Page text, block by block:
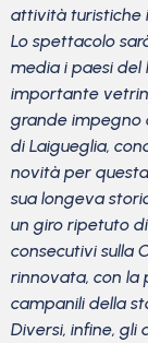
attività turistiche
Lo spettacolo
media i paesi del
importante
grande impegno
di Laigueglia,
novità per
sua longeva
un giro ripetuto
consecutivi sulla
rinnovata, con la
campanili della
Diversi, infine,